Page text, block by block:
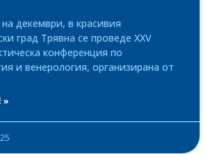
декември, в красивия
град Трявна се проведе XXV
конференция по
и венерология, организирана от
»